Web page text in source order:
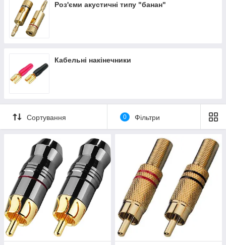
Роз'єми акустичні типу "банан"
Кабельні накінечники
Сортування 0 Фільтри